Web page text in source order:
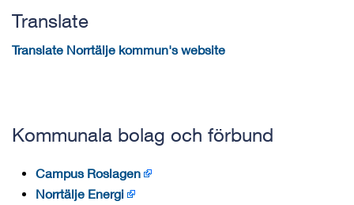
Translate
Translate Norrtälje kommun's website
Kommunala bolag och förbund
Campus Roslagen
Norrtälje Energi